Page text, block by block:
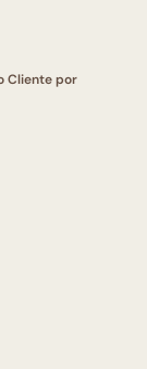
Cliente por